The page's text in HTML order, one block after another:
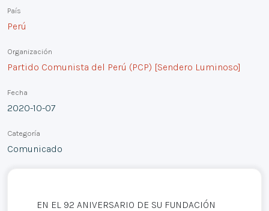
País
Perú
Organización
Partido Comunista del Perú (PCP) [Sendero Luminoso]
Fecha
2020-10-07
Categoría
Comunicado
EN EL 92 ANIVERSARIO DE SU FUNDACIÓN